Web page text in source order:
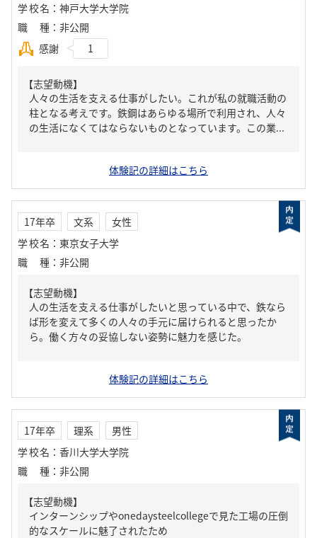
学校名 ： 神戸大学大学院
職種 ： 非公開
感謝
1
【志望動機】
人々の生活を支える仕事がしたい。これが私の就職活動の
柱となる考えです。鉄鋼はあらゆる場所で利用され、人々
の生活になくてはならないものとなっています。この業...
体験記の詳細はこちら
17年卒 文系
女性
学校名 ： 東京女子大学
職種 ： 非公開
【志望動機】
人の生活を支える仕事がしたいと思っている中で、鉄なら
ば形を変えて多くの人々の手元に届けられると思ったか
ら。働く方々の妥協しない姿勢に魅力を感じた。
体験記の詳細はこちら
17年卒 理系
男性
学校名 ： 香川大学大学院
職種 ： 非公開
【志望動機】
インターンシップやonedaysteelcollegeで見た工場の圧倒
的なスケールに魅了されたため